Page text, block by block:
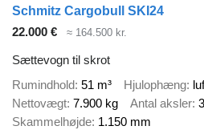
Schmitz Cargobull SKI24
22.000 €
≈ 164.500 kr.
Sættevogn til skrot
Rumindhold 51 m³ Hjulophæng
Nettovægt 7.900 kg Antal aksler 3
Skammelhøjde 1.150 mm